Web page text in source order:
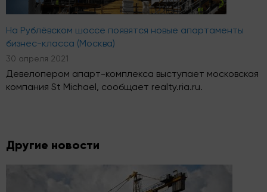
На Рублёвском шоссе появятся новые апартаменты
бизнес-класса (Москва)
30 апреля 2021
Девелопером апарт-комплекса выступает московская
компания St Michael, сообщает realty.ria.ru.
Другие новости